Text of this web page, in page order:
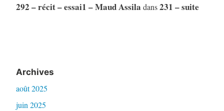
292 – récit – essai1 – Maud Assila dans231 – suite
Archives
août 2025
juin 2025